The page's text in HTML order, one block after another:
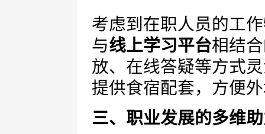
考虑到在职人员的工
与线上学习平台相结
放、在线答疑等方式
提供食宿配套，方便
三、职业发展的多维